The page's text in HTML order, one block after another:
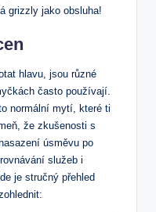
grizzly jako obsluha!
hlavu, jsou různé
často používají.
normální mytí, které ti
že zkušenosti s
úsměvu po
služeb i
je stručný přehled